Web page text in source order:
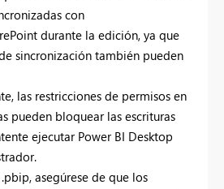
con
durante la edición, ya que
sincronización también pueden
las restricciones de permisos en
pueden bloquear las escrituras
ejecutar Power BI Desktop
asegúrese de que los